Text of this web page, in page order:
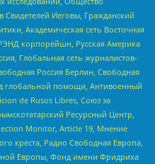
Иеговы, Гражданский
Академическая сеть Восточная
корпорейшн, Русская Америка
Глобальная сеть журналистов-
Россия Берлин, Свободная
глобальной помощи, Антивоенный
de Rusos Libres, Союз за
Ресурсный Центр,
Monitor, Article 19, Мнение
креста, Радио Свободная Европа,
Европы, Фонд имени Фридриха